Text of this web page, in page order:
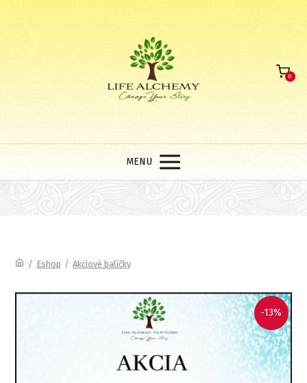
0
MENU
/ Eshop / Akciové balíčky
-13%